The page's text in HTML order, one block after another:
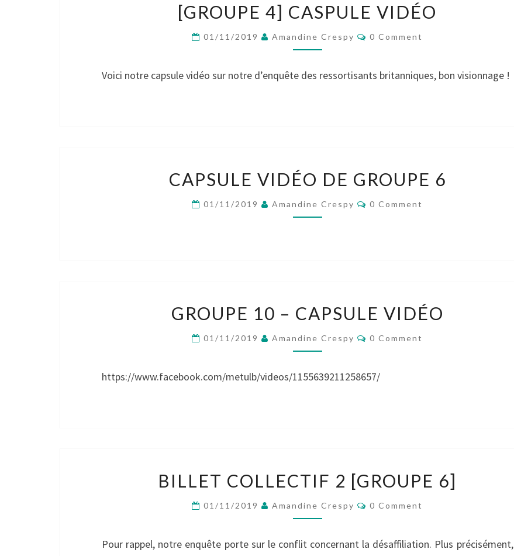
4]
VIDÉO
[GROUPE 4] CASPULE VIDÉO
01/11/2019 Amandine Crespy Comments
0 Comment
Voici notre capsule vidéo sur notre d’enquête des ressortisants britanniques, bon visionnage !
VIDÉO
GROUPE
CAPSULE VIDÉO DE GROUPE 6
01/11/2019 Amandine Crespy Comments
0 Comment
10
CAPSULE
GROUPE 10 – CAPSULE VIDÉO
01/11/2019 Amandine Crespy Comments
0 Comment
https://www.facebook.com/metulb/videos/1155639211258657/
COLLECTIF
[GROUPE
BILLET COLLECTIF 2 [GROUPE 6]
01/11/2019 Amandine Crespy Comments
0 Comment
Pour rappel, notre enquête porte sur le conflit concernant la désaffiliation. Plus précisément,